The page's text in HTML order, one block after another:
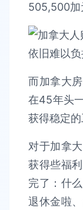
505,500加
而加拿大
在45年头
获得稳定的
对于加拿
获得些福
完了：什
退休金啦